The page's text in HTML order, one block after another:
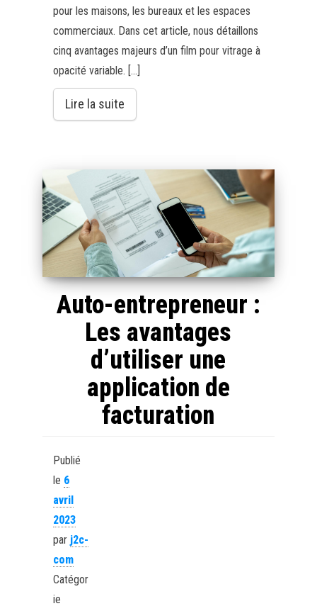
pour les maisons, les bureaux et les espaces
commerciaux. Dans cet article, nous détaillons
cinq avantages majeurs d’un film pour vitrage à
opacité variable. […]
Lire la suite
Auto-entrepreneur :
Les avantages
d’utiliser une
application de
facturation
Publié
le 6
avril
2023
par j2c-
com
Catégor
ie